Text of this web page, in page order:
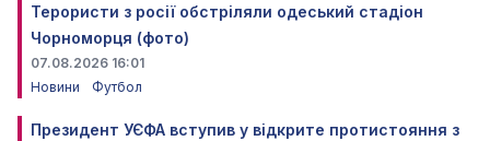
Терористи з росії обстріляли одеський стадіон
Чорноморця (фото)
07.08.2026 16:01
Новини
Футбол
Президент УЄФА вступив у відкрите протистояння з